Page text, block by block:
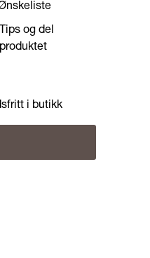
Tips og del
produktet
i butikk